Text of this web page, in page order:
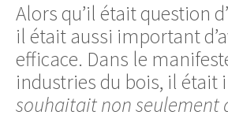
Alors qu’il était question
il était aussi important
efficace. Dans le
industries du bois, il était
souhaitait non seulement